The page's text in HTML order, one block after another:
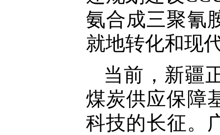
氨合成三聚氰
就地转化和现
当前，新疆
煤炭供应保障
科技的长征。